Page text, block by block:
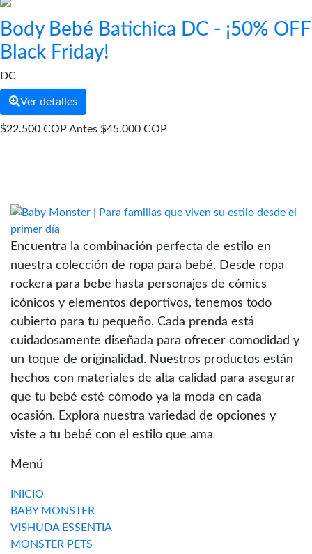
Body Bebé Batichica DC - ¡50% OFF
Black Friday!
DC
Ver detalles
$22.500 COP Antes $45.000 COP
Encuentra la combinación perfecta de estilo en
nuestra colección de ropa para bebé. Desde ropa
rockera para bebe hasta personajes de cómics
icónicos y elementos deportivos, tenemos todo
cubierto para tu pequeño. Cada prenda está
cuidadosamente diseñada para ofrecer comodidad y
un toque de originalidad. Nuestros productos están
hechos con materiales de alta calidad para asegurar
que tu bebé esté cómodo ya la moda en cada
ocasión. Explora nuestra variedad de opciones y
viste a tu bebé con el estilo que ama
Menú
INICIO
BABY MONSTER
VISHUDA ESSENTIA
MONSTER PETS